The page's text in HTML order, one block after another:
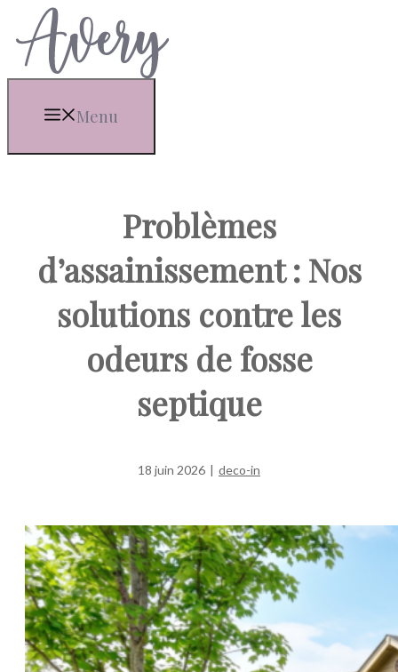
Aller
au
contenu
Menu
Problèmes
d’assainissement : Nos
solutions contre les
odeurs de fosse
septique
18 juin 2026 | deco-in